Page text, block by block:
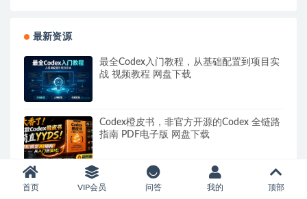
最新资源
最全Codex入门教程，从基础配置到项目实
战 视频教程 网盘下载
Codex橙皮书，非官方开源的Codex 全链路
指南 PDF电子版 网盘下载
《Gemini 3.0从入门到精通》，全系统掌握
谷歌最强AI模型
首页 VIP会员 问答 我的 顶部